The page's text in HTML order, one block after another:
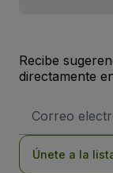
Recibe
directamente
de
Únete a la